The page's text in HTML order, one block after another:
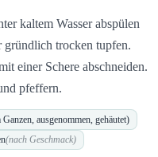
kaltem Wasser abspülen
gründlich trocken tupfen.
einer Schere abschneiden.
pfeffern.
ausgenommen, gehäutet)
(nach Geschmack)